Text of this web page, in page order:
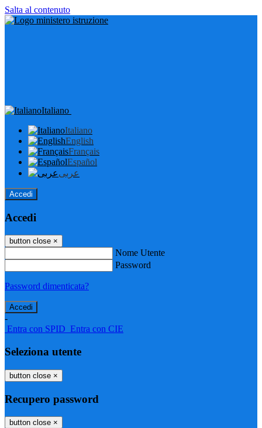
Salta al contenuto
Italiano
Italiano
English
Français
Español
عربى
Accedi
Accedi
button close ×
Nome Utente
Password
Password dimenticata?
-
Entra con SPID Entra con CIE
Seleziona utente
button close ×
Recupero password
button close ×